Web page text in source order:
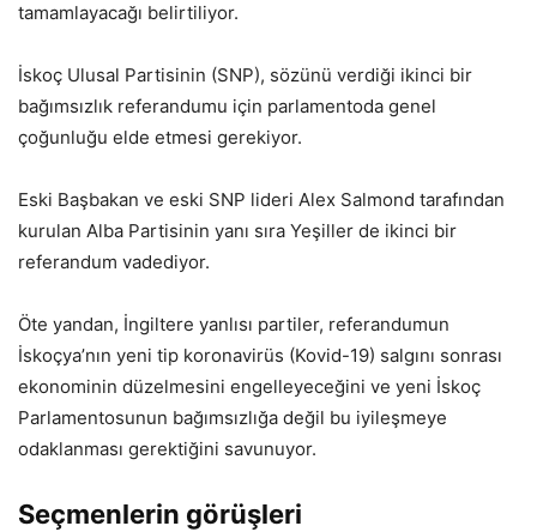
tamamlayacağı belirtiliyor.
İskoç Ulusal Partisinin (SNP), sözünü verdiği ikinci bir
bağımsızlık referandumu için parlamentoda genel
çoğunluğu elde etmesi gerekiyor.
Eski Başbakan ve eski SNP lideri Alex Salmond tarafından
kurulan Alba Partisinin yanı sıra Yeşiller de ikinci bir
referandum vadediyor.
Öte yandan, İngiltere yanlısı partiler, referandumun
İskoçya’nın yeni tip koronavirüs (Kovid-19) salgını sonrası
ekonominin düzelmesini engelleyeceğini ve yeni İskoç
Parlamentosunun bağımsızlığa değil bu iyileşmeye
odaklanması gerektiğini savunuyor.
Seçmenlerin görüşleri